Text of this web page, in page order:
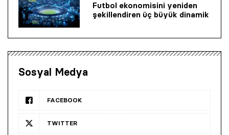
Futbol ekonomisini yeniden
şekillendiren üç büyük dinamik
Sosyal Medya
FACEBOOK
TWITTER